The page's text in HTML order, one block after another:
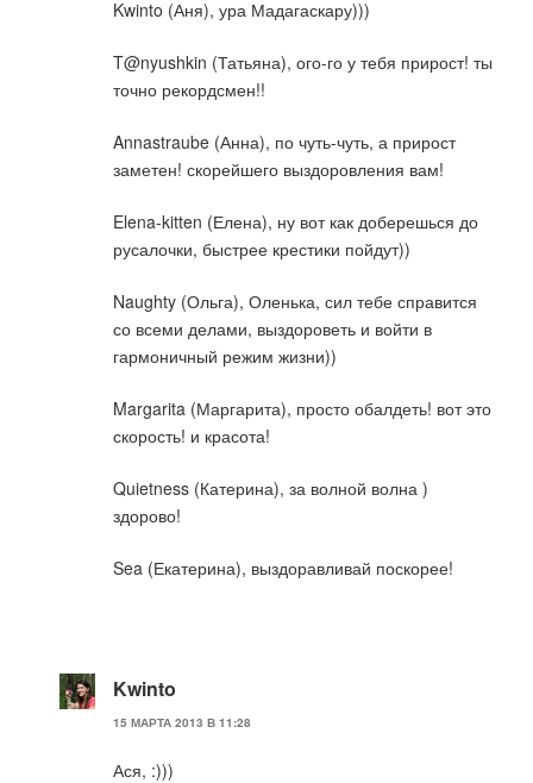
Kwinto (Аня), ура Мадагаскару)))
T@nyushkin (Татьяна), ого-го у тебя прирост! ты
точно рекордсмен!!
Annastraube (Анна), по чуть-чуть, а прирост
заметен! скорейшего выздоровления вам!
Elena-kitten (Елена), ну вот как доберешься до
русалочки, быстрее крестики пойдут))
Naughty (Ольга), Оленька, сил тебе справится
со всеми делами, выздороветь и войти в
гармоничный режим жизни))
Margarita (Маргарита), просто обалдеть! вот это
скорость! и красота!
Quietness (Катерина), за волной волна )
здорово!
Sea (Екатерина), выздоравливай поскорее!
Kwinto
15 МАРТА 2013 В 11:28
Ася, :)))